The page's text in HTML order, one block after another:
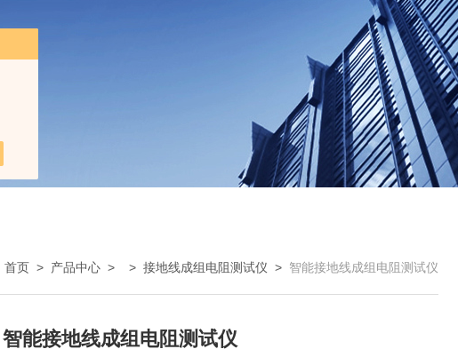
首页 > 产品中心 > > 接地线成组电阻测试仪 > 智能接地线成组电阻测试仪
智能接地线成组电阻测试仪